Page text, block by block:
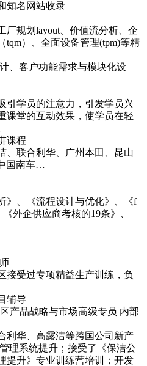
知名网站收录
厂规划layout、价值流分析、企
tqm）、全面设备管理(tpm)等精
、客户功能需求与模块化设
引学员的注意力，引发学员兴
课堂的互动效果，使学员在轻
课程
、联合利华、广州本田、昆山
国南车…
》、《流程设计与优化》、《f
外企供应商考核的19条》、
接受过专项精益生产训练，负
辅导
产品战略与市场高级专员 内部
利华、高露洁等跨国公司新产
理系统提升；接受了《保洁公
提升》专业训练营培训；开发